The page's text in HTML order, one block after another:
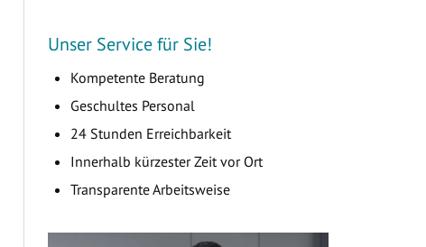
Unser Service für Sie!
Kompetente Beratung
Geschultes Personal
24 Stunden Erreichbarkeit
Innerhalb kürzester Zeit vor Ort
Transparente Arbeitsweise